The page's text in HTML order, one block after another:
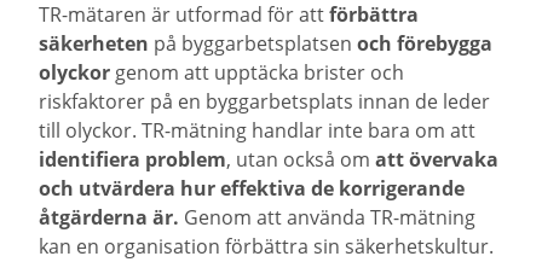
TR-mätaren är utformad för attförbättra
säkerheten på byggarbetsplatsen och förebygga
olyckorgenom att upptäcka brister och
riskfaktorer på en byggarbetsplats innan de leder
till olyckor. TR-mätning handlar inte bara om att
identifiera problem, utan också om att övervaka
och utvärdera hur effektiva de korrigerande
åtgärderna är. Genom att använda TR-mätning
kan en organisation förbättra sin säkerhetskultur.